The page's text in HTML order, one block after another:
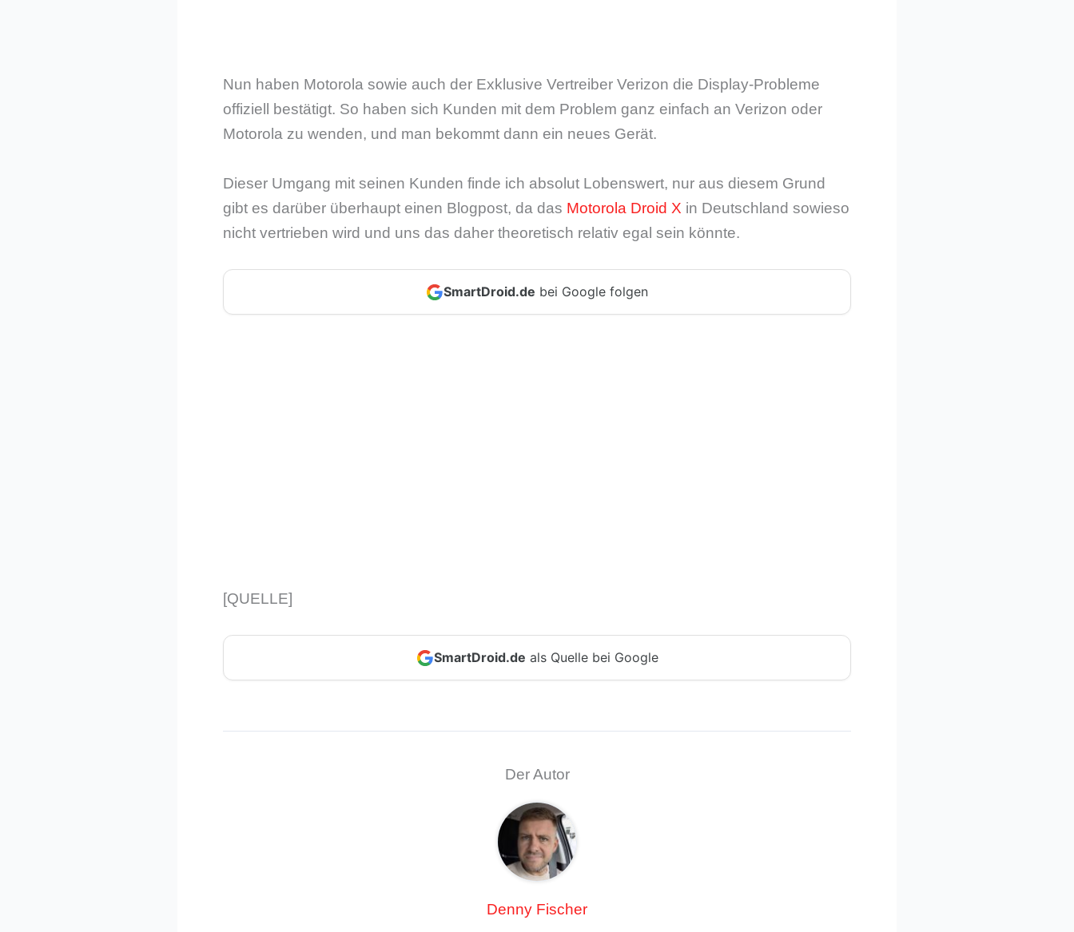
Nun haben Motorola sowie auch der Exklusive Vertreiber Verizon die Display-Probleme
offiziell bestätigt. So haben sich Kunden mit dem Problem ganz einfach an Verizon oder
Motorola zu wenden, und man bekommt dann ein neues Gerät.
Dieser Umgang mit seinen Kunden finde ich absolut Lobenswert, nur aus diesem Grund
gibt es darüber überhaupt einen Blogpost, da das Motorola Droid X in Deutschland sowieso
nicht vertrieben wird und uns das daher theoretisch relativ egal sein könnte.
SmartDroid.de bei Google folgen
[QUELLE]
SmartDroid.de als Quelle bei Google
Der Autor
Denny Fischer